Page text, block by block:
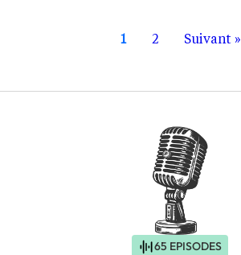
1 2 Suivant »
65 EPISODES